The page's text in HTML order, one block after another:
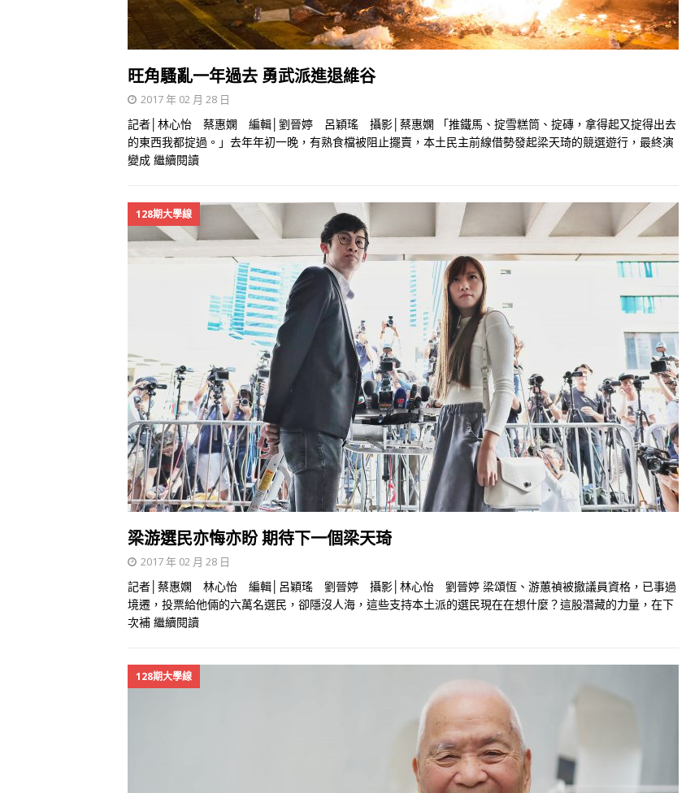
旺角騷亂一年過去 勇武派進退維谷
2017 年 02 月 28 日
記者│林心怡 蔡惠嫻 編輯│劉晉婷 呂穎瑤 攝影│蔡惠嫻 「推鐵馬、掟雪糕筒、掟磚，拿得起又掟得出去
的東西我都掟過。」去年年初一晚，有熟食檔被阻止擺賣，本土民主前線借勢發起梁天琦的競選遊行，最終演
變成 繼續閱讀
128期大學線
梁游選民亦悔亦盼 期待下一個梁天琦
2017 年 02 月 28 日
記者│蔡惠嫻 林心怡 編輯│呂穎瑤 劉晉婷 攝影│林心怡 劉晉婷 梁頌恆、游蕙禎被撤議員資格，已事過
境遷，投票給他倆的六萬名選民，卻隱沒人海，這些支持本土派的選民現在在想什麼？這股潛藏的力量，在下
次補 繼續閱讀
128期大學線